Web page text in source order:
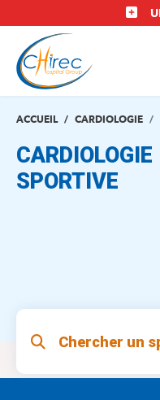
au
contenu
principal
ACCUEIL CARDIOLOGIE
CARDIOLOGIE
SPORTIVE
Chercher un